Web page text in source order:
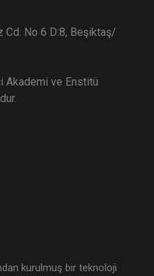
Cd. No 6 D:8, Beşiktaş/
Akademi ve Enstitü
kurulmuş bir teknoloji